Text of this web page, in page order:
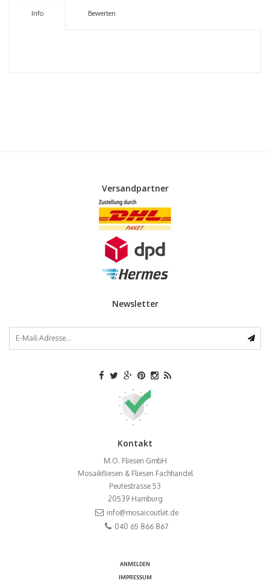
Info Bewerten
Versandpartner
Newsletter
Kontakt
M.O. Fliesen GmbH
Mosaikfliesen & Fliesen Fachhandel
Peutestrasse 53
20539 Hamburg
info@mosaicoutlet.de
040 65 866 867
ANMELDEN
IMPRESSUM